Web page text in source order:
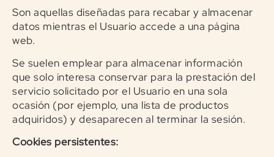
Son aquellas diseñadas para recabar y almacenar
datos mientras el Usuario accede a una página
web.
Se suelen emplear para almacenar información
que solo interesa conservar para la prestación del
servicio solicitado por el Usuario en una sola
ocasión (por ejemplo, una lista de productos
adquiridos) y desaparecen al terminar la sesión.
Cookies persistentes: